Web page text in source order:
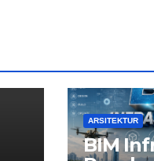
ARSITEKTUR
BIM